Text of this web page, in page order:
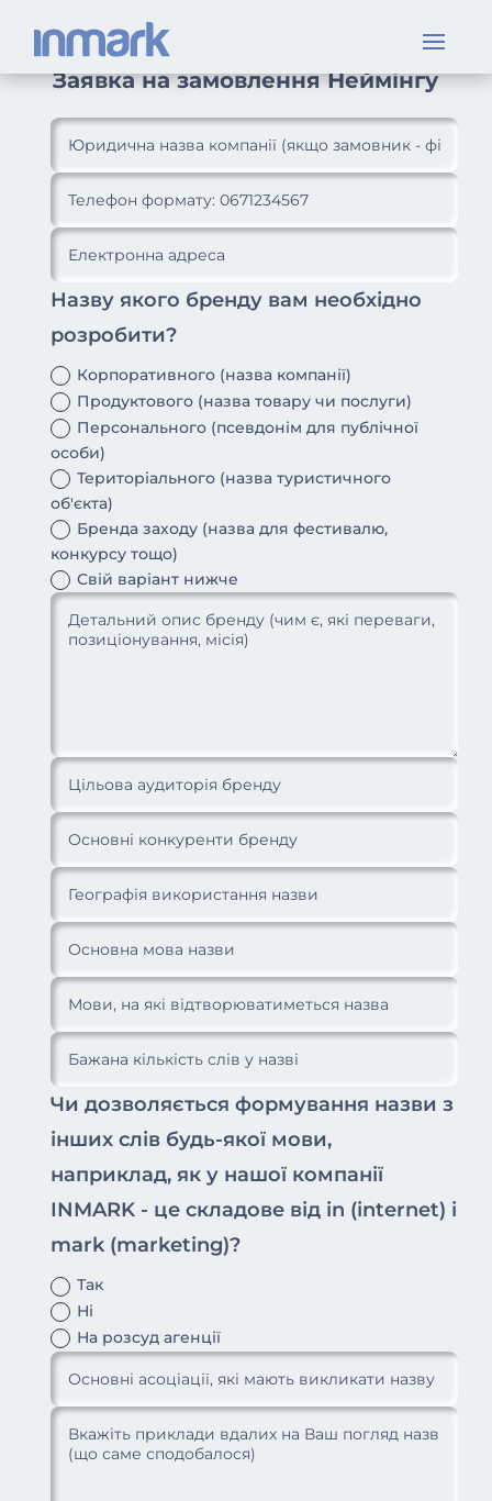
Заявка на замовлення Неймінгу
Назву якого бренду вам необхідно
розробити?
Корпоративного (назва компанії)
Продуктового (назва товару чи послуги)
Персонального (псевдонім для публічної
особи)
Територіального (назва туристичного
об'єкта)
Бренда заходу (назва для фестивалю,
конкурсу тощо)
Свій варіант нижче
Чи дозволяється формування назви з
інших слів будь-якої мови,
наприклад, як у нашої компанії
INMARK - це складове від in (internet) і
mark (marketing)?
Так
Ні
На розсуд агенції